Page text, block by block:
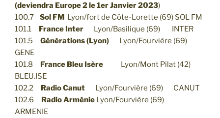
(deviendra Europe 2 le 1er Janvier 2023)
100.7 Sol FM Lyon/fort de Côte-Lorette (69) SOL FM
101.1 France Inter Lyon/Basilique (69) INTER
101.5 Générations (Lyon) Lyon/Fourvière (69)
GENE
101.8 France Bleu Isère Lyon/Mont Pilat (42)
BLEU.ISE
102.2 Radio Canut Lyon/Fourvière (69) CANUT
102.6 Radio Arménie Lyon/Fourvière (69)
ARMENIE